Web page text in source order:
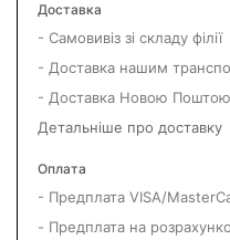
Доставка
- Самовивіз зі складу філії
- Доставка нашим
- Доставка Новою Поштою
Детальніше про доставку
Оплата
- Предплата VISA/
- Предплата на